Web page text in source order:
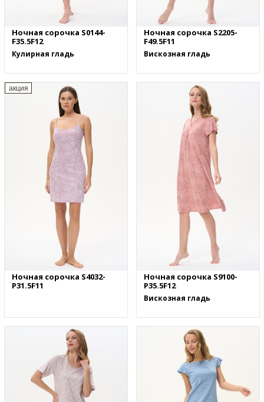
Ночная сорочка S0144-
F35.5F12
Кулирная гладь
Ночная сорочка S2205-
F49.5F11
Вискозная гладь
акция
Ночная сорочка S4032-
P31.5F11
Ночная сорочка S9100-
P35.5F12
Вискозная гладь